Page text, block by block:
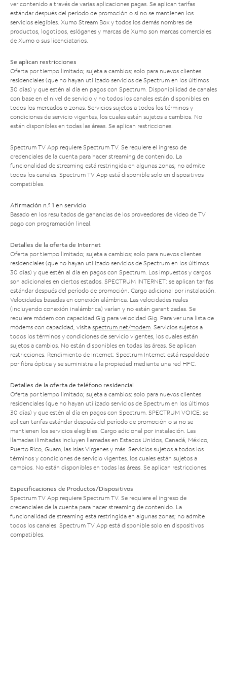
ver contenido a través de varias aplicaciones pagas. Se aplican tarifas
estándar después del período de promoción o si no se mantienen los
servicios elegibles. Xumo Stream Box y todos los demás nombres de
productos, logotipos, eslóganes y marcas de Xumo son marcas comerciales
de Xumo o sus licenciatarios.
Se aplican restricciones
Oferta por tiempo limitado; sujeta a cambios; solo para nuevos clientes
residenciales (que no hayan utilizado servicios de Spectrum en los últimos
30 días) y que estén al día en pagos con Spectrum. Disponibilidad de canales
con base en el nivel de servicio y no todos los canales están disponibles en
todos los mercados o zonas. Servicios sujetos a todos los términos y
condiciones de servicio vigentes, los cuales están sujetos a cambios. No
están disponibles en todas las áreas. Se aplican restricciones.
Spectrum TV App requiere Spectrum TV. Se requiere el ingreso de
credenciales de la cuenta para hacer streaming de contenido. La
funcionalidad de streaming está restringida en algunas zonas; no admite
todos los canales. Spectrum TV App está disponible solo en dispositivos
compatibles.
Afirmación n.º 1 en servicio
Basado en los resultados de ganancias de los proveedores de video de TV
pago con programación lineal.
Detalles de la oferta de Internet
Oferta por tiempo limitado; sujeta a cambios; solo para nuevos clientes
residenciales (que no hayan utilizado servicios de Spectrum en los últimos
30 días) y que estén al día en pagos con Spectrum. Los impuestos y cargos
son adicionales en ciertos estados. SPECTRUM INTERNET: se aplican tarifas
estándar después del período de promoción. Cargo adicional por instalación.
Velocidades basadas en conexión alámbrica. Las velocidades reales
(incluyendo conexión inalámbrica) varían y no están garantizadas. Se
requiere módem con capacidad Gig para velocidad Gig. Para ver una lista de
módems con capacidad, visita spectrum.net/modem. Servicios sujetos a
todos los términos y condiciones de servicio vigentes, los cuales están
sujetos a cambios. No están disponibles en todas las áreas. Se aplican
restricciones. Rendimiento de Internet: Spectrum Internet está respaldado
por fibra óptica y se suministra a la propiedad mediante una red HFC.
Detalles de la oferta de teléfono residencial
Oferta por tiempo limitado; sujeta a cambios; solo para nuevos clientes
residenciales (que no hayan utilizado servicios de Spectrum en los últimos
30 días) y que estén al día en pagos con Spectrum. SPECTRUM VOICE: se
aplican tarifas estándar después del período de promoción o si no se
mantienen los servicios elegibles. Cargo adicional por instalación. Las
llamadas ilimitadas incluyen llamadas en Estados Unidos, Canadá, México,
Puerto Rico, Guam, las Islas Vírgenes y más. Servicios sujetos a todos los
términos y condiciones de servicio vigentes, los cuales están sujetos a
cambios. No están disponibles en todas las áreas. Se aplican restricciones.
Especificaciones de Productos/Dispositivos
Spectrum TV App requiere Spectrum TV. Se requiere el ingreso de
credenciales de la cuenta para hacer streaming de contenido. La
funcionalidad de streaming está restringida en algunas zonas; no admite
todos los canales. Spectrum TV App está disponible solo en dispositivos
compatibles.